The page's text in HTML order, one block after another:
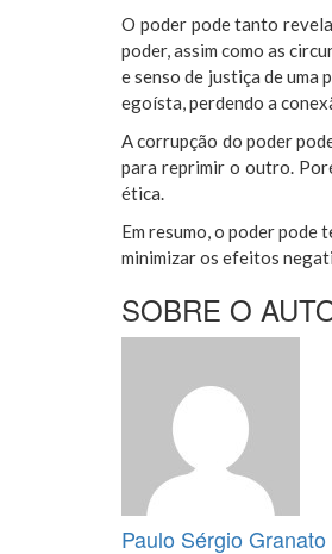
O poder pode tanto
poder, assim como as
e senso de justiça de
egoísta, perdendo a
A corrupção do poder
para reprimir o outro.
ética.
Em resumo, o poder
minimizar os efeitos
SOBRE O
Paulo Sérgio Granato